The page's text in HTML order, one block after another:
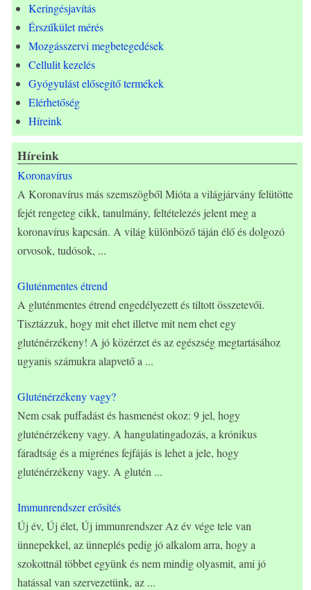
Keringésjavítás
Érszűkület mérés
Mozgásszervi megbetegedések
Cellulit kezelés
Gyógyulást elősegítő termékek
Elérhetőség
Híreink
Híreink
Koronavírus
A Koronavírus más szemszögből Mióta a világjárvány felütötte
fejét rengeteg cikk, tanulmány, feltételezés jelent meg a
koronavírus kapcsán. A világ különböző táján élő és dolgozó
orvosok, tudósok, ...
Gluténmentes étrend
A gluténmentes étrend engedélyezett és tiltott összetevői.
Tisztázzuk, hogy mit ehet illetve mit nem ehet egy
gluténérzékeny! A jó közérzet és az egészség megtartásához
ugyanis számukra alapvető a ...
Gluténérzékeny vagy?
Nem csak puffadást és hasmenést okoz: 9 jel, hogy
gluténérzékeny vagy. A hangulatingadozás, a krónikus
fáradtság és a migrénes fejfájás is lehet a jele, hogy
gluténérzékeny vagy. A glutén ...
Immunrendszer erősítés
Új év, Új élet, Új immunrendszer Az év vége tele van
ünnepekkel, az ünneplés pedig jó alkalom arra, hogy a
szokottnál többet együnk és nem mindig olyasmit, ami jó
hatással van szervezetünk, az ...